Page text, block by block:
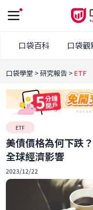
口袋百科 口袋觀
口袋學堂 研究報告 ETF
ETF
美債價格為何下跌
全球經濟影響
2023/12/22